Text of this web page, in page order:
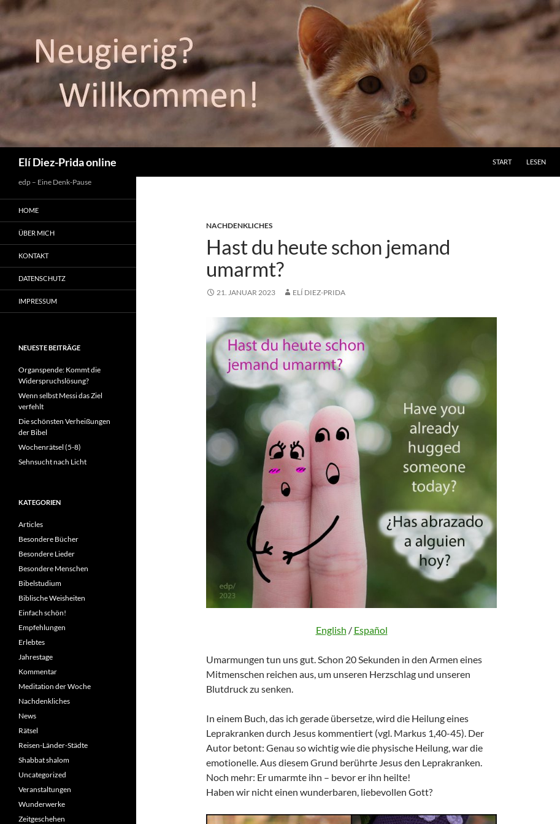
Elí Diez-Prida online
START
LESEN
NACHDENKLICHES
Hast du heute schon jemand
umarmt?
21. JANUAR 2023 ELÍ DIEZ-PRIDA
English / Español
Umarmungen tun uns gut. Schon 20 Sekunden in den Armen eines
Mitmenschen reichen aus, um unseren Herzschlag und unseren
Blutdruck zu senken.
In einem Buch, das ich gerade übersetze, wird die Heilung eines
Leprakranken durch Jesus kommentiert (vgl. Markus 1,40-45). Der
Autor betont: Genau so wichtig wie die physische Heilung, war die
emotionelle. Aus diesem Grund berührte Jesus den Leprakranken.
Noch mehr: Er umarmte ihn – bevor er ihn heilte!
Haben wir nicht einen wunderbaren, liebevollen Gott?
edp – Eine Denk-Pause
HOME
ÜBER MICH
KONTAKT
DATENSCHUTZ
IMPRESSUM
NEUESTE BEITRÄGE
Organspende: Kommt die
Widerspruchslösung?
Wenn selbst Messi das Ziel
verfehlt
Die schönsten Verheißungen
der Bibel
Wochenrätsel (5-8)
Sehnsucht nach Licht
KATEGORIEN
Articles
Besondere Bücher
Besondere Lieder
Besondere Menschen
Bibelstudium
Biblische Weisheiten
Einfach schön!
Empfehlungen
Erlebtes
Jahrestage
Kommentar
Meditation der Woche
Nachdenkliches
News
Rätsel
Reisen-Länder-Städte
Shabbat shalom
Uncategorized
Veranstaltungen
Wunderwerke
Zeitgeschehen